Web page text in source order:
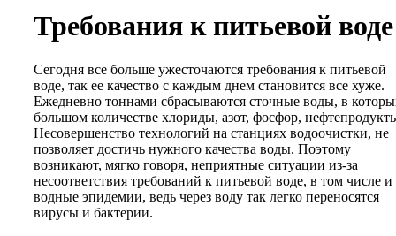
Требования к питьевой воде
Сегодня все больше ужесточаются требования к питьевой
воде, так ее качество с каждым днем становится все хуже.
Ежедневно тоннами сбрасываются сточные воды, в
большом количестве хлориды, азот, фосфор,
Несовершенство технологий на станциях водоочистки, не
позволяет достичь нужного качества воды. Поэтому
возникают, мягко говоря, неприятные ситуации из-за
несоответствия требований к питьевой воде, в том числе и
водные эпидемии, ведь через воду так легко переносятся
вирусы и бактерии.